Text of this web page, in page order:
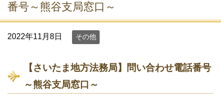
番号～熊谷支局窓口～
2022年11月8日 その他
【さいたま地方法務局】問い合わせ電話番号
～熊谷支局窓口～